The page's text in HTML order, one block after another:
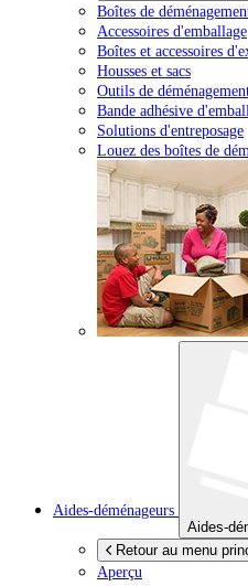
Boîtes de
Accessoires d'emballage
Boîtes et accessoires
Housses et sacs
Outils de
Bande adhésive
Solutions d'entreposage
Louez des boîtes de
Aides-déménageurs
Aides-
Retour au menu
Aperçu